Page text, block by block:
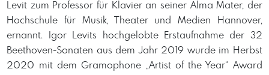
Levit zum Professor für Klavier an seiner Alma Mater, der
Hochschule für Musik, Theater und Medien Hannover,
ernannt. Igor Levits hochgelobte Erstaufnahme der 32
Beethoven-Sonaten aus dem Jahr 2019 wurde im Herbst
2020 mit dem Gramophone „Artist of the Year“ Award